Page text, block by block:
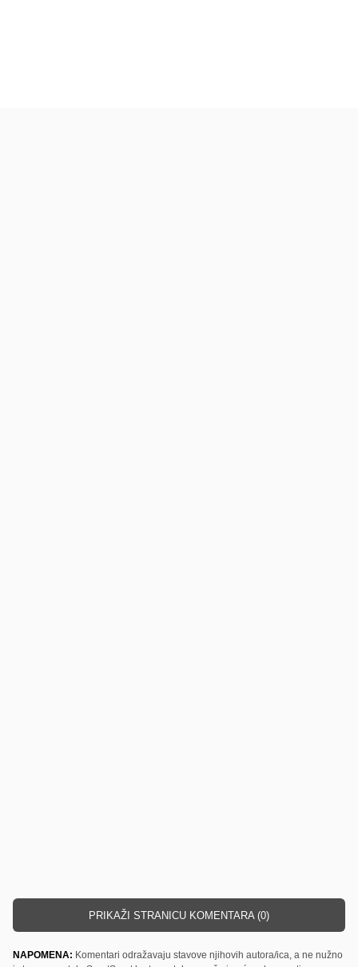
PRIKAŽI STRANICU KOMENTARA (0)
NAPOMENA: Komentari odražavaju stavove njihovih autora/ica, a ne nužno